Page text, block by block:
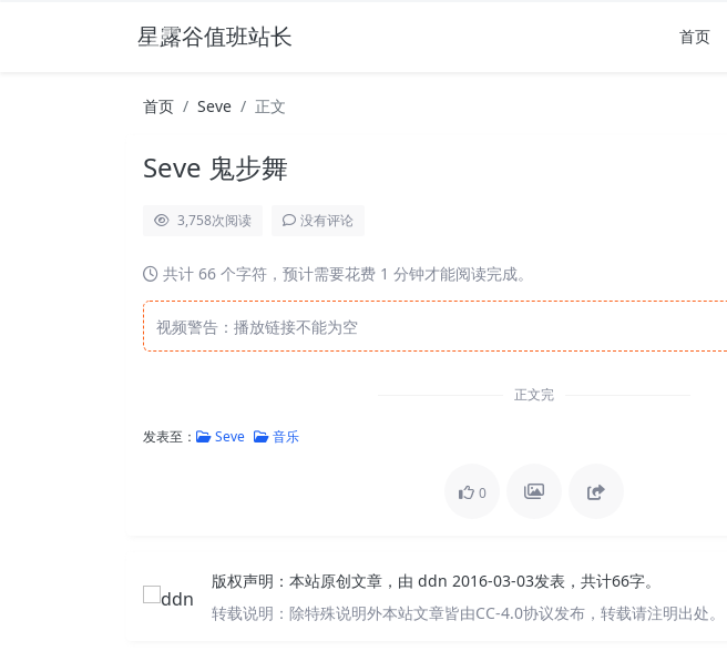
星露谷值班站长 首页
首页 Seve 正文
Seve 鬼步舞
3,758次阅读 没有评论
共计 66 个字符，预计需要花费 1 分钟才能阅读完成。
视频警告：播放链接不能为空
正文完
发表至： Seve 音乐
0
版权声明： 本站原创文章，由 ddn 2016-03-03发表，共计66字。
转载说明： 除特殊说明外本站文章皆由CC-4.0协议发布，转载请注明出处。